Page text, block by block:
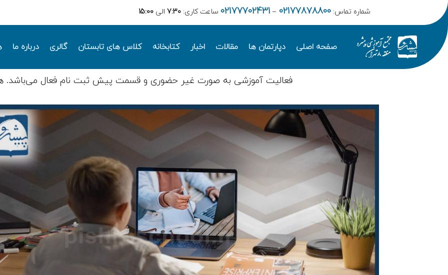
شماره تماس: 02177878800
–
02177702431 ساعت کاری: 7:30 الی 15:00
صفحه اصلی دپارتمان ها مقالات اخبار کتابخانه کلاس های تابستان گالری درباره ما
فعالیت آموزشی به صورت غیر حضوری و قسمت پیش ثبت نام فعال می‌باشد.